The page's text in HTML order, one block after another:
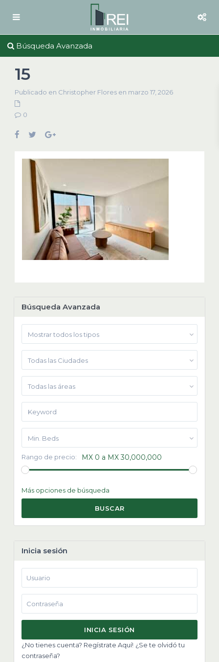
Búsqueda Avanzada
15
Publicado en Christopher Flores en marzo 17, 2026
0
Búsqueda Avanzada
Mostrar todos los tipos
Todas las Ciudades
Todas las áreas
Min. Beds
Rango de precio: MX 0 a MX 30,000,000
Más opciones de búsqueda
BUSCAR
Inicia sesión
INICIA SESIÓN
¿No tienes cuenta? Regístrate Aquí! ¿Se te olvidó tu
contraseña?